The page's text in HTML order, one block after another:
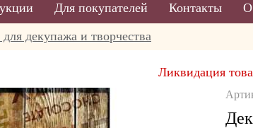
Для покупателей Контакты О
для декупажа и творчества
Ликвидация